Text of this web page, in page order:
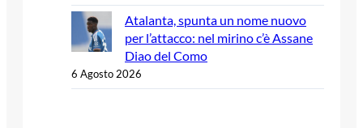
Atalanta, spunta un nome nuovo
per l’attacco: nel mirino c’è Assane
Diao del Como
6 Agosto 2026